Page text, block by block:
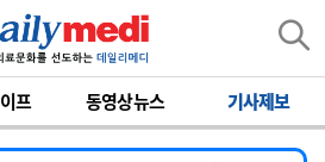
프 동영상뉴스 기사제보
인턴 모집
의학과 임기제 임상의사 채용